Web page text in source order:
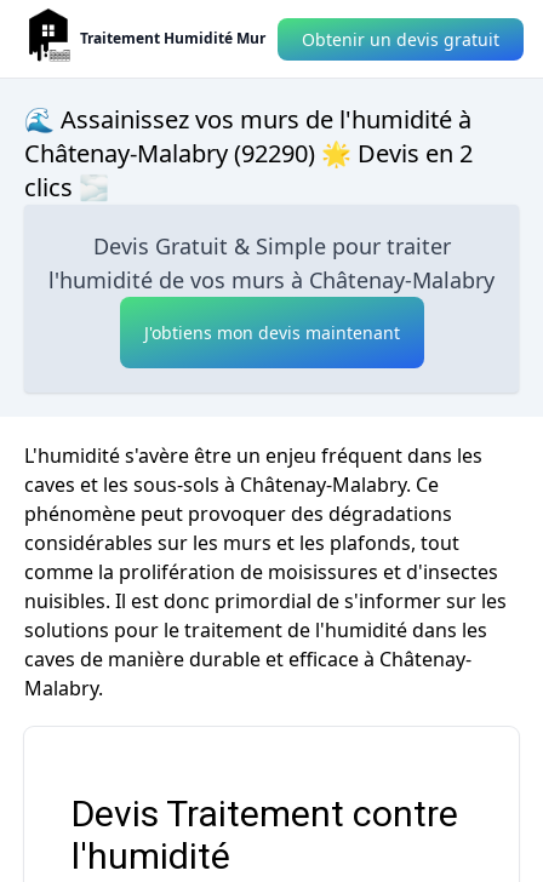
Traitement Humidité Mur Obtenir un devis gratuit
🌊 Assainissez vos murs de l'humidité à
Châtenay-Malabry (92290) 🌟 Devis en 2
clics 🌫
Devis Gratuit & Simple pour traiter
l'humidité de vos murs à Châtenay-Malabry
J'obtiens mon devis maintenant
L'humidité s'avère être un enjeu fréquent dans les
caves et les sous-sols à Châtenay-Malabry. Ce
phénomène peut provoquer des dégradations
considérables sur les murs et les plafonds, tout
comme la prolifération de moisissures et d'insectes
nuisibles. Il est donc primordial de s'informer sur les
solutions pour le traitement de l'humidité dans les
caves de manière durable et efficace à Châtenay-
Malabry.
Devis Traitement contre
l'humidité